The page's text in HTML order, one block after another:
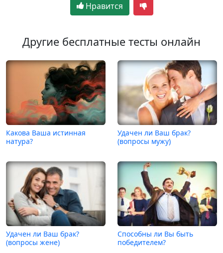
Нравится
Другие бесплатные тесты онлайн
Какова Ваша истинная
натура?
Удачен ли Ваш брак?
(вопросы мужу)
Удачен ли Ваш брак?
(вопросы жене)
Способны ли Вы быть
победителем?